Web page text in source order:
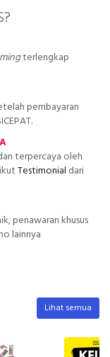
terlengkap
pembayaran
terpercaya oleh
Testimonial dari
penawaran khusus
lainnya
Lihat semua